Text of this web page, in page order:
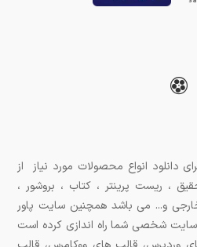
دانلود انواع محصولات مورد نیاز از
، ریست پرینتر ، کتاب ، بروشور ،
و... می باشد همچنین سایت پاور
سایت شخصی شما راه اندازی کرده است